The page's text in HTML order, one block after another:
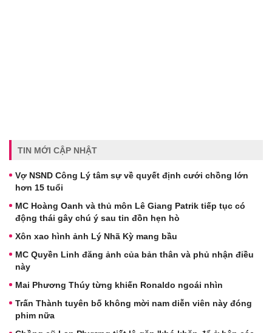
TIN MỚI CẬP NHẬT
Vợ NSND Công Lý tâm sự về quyết định cưới chồng lớn
hơn 15 tuổi
MC Hoàng Oanh và thủ môn Lê Giang Patrik tiếp tục có
động thái gây chú ý sau tin đồn hẹn hò
Xôn xao hình ảnh Lý Nhã Kỳ mang bầu
MC Quyền Linh đăng ảnh của bản thân và phủ nhận điều
này
Mai Phương Thúy từng khiến Ronaldo ngoái nhìn
Trấn Thành tuyên bố không mời nam diễn viên này đóng
phim nữa